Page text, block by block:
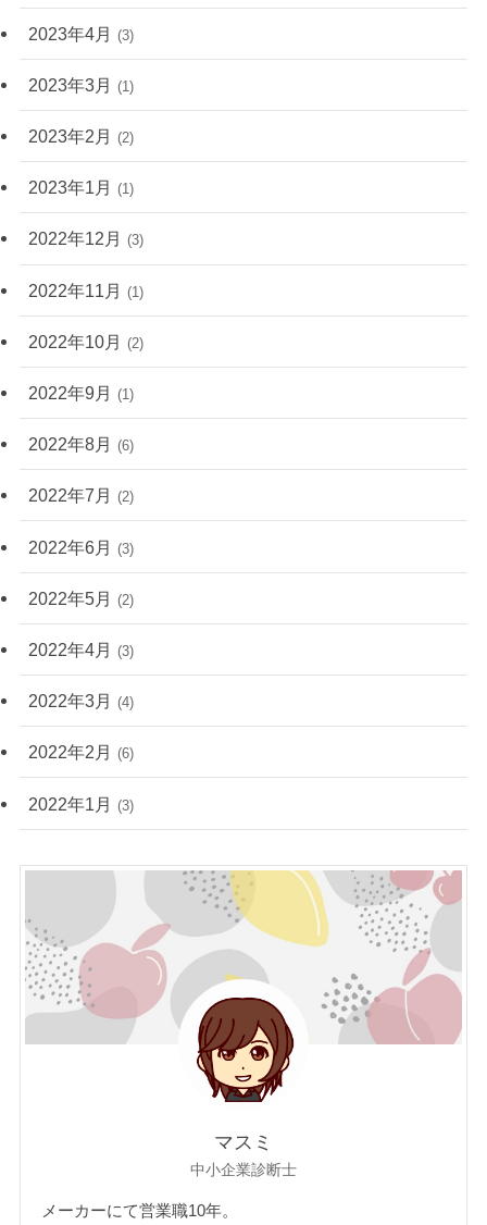
2023年4月 (3)
2023年3月 (1)
2023年2月 (2)
2023年1月 (1)
2022年12月 (3)
2022年11月 (1)
2022年10月 (2)
2022年9月 (1)
2022年8月 (6)
2022年7月 (2)
2022年6月 (3)
2022年5月 (2)
2022年4月 (3)
2022年3月 (4)
2022年2月 (6)
2022年1月 (3)
マスミ
中小企業診断士
メーカーにて営業職10年。